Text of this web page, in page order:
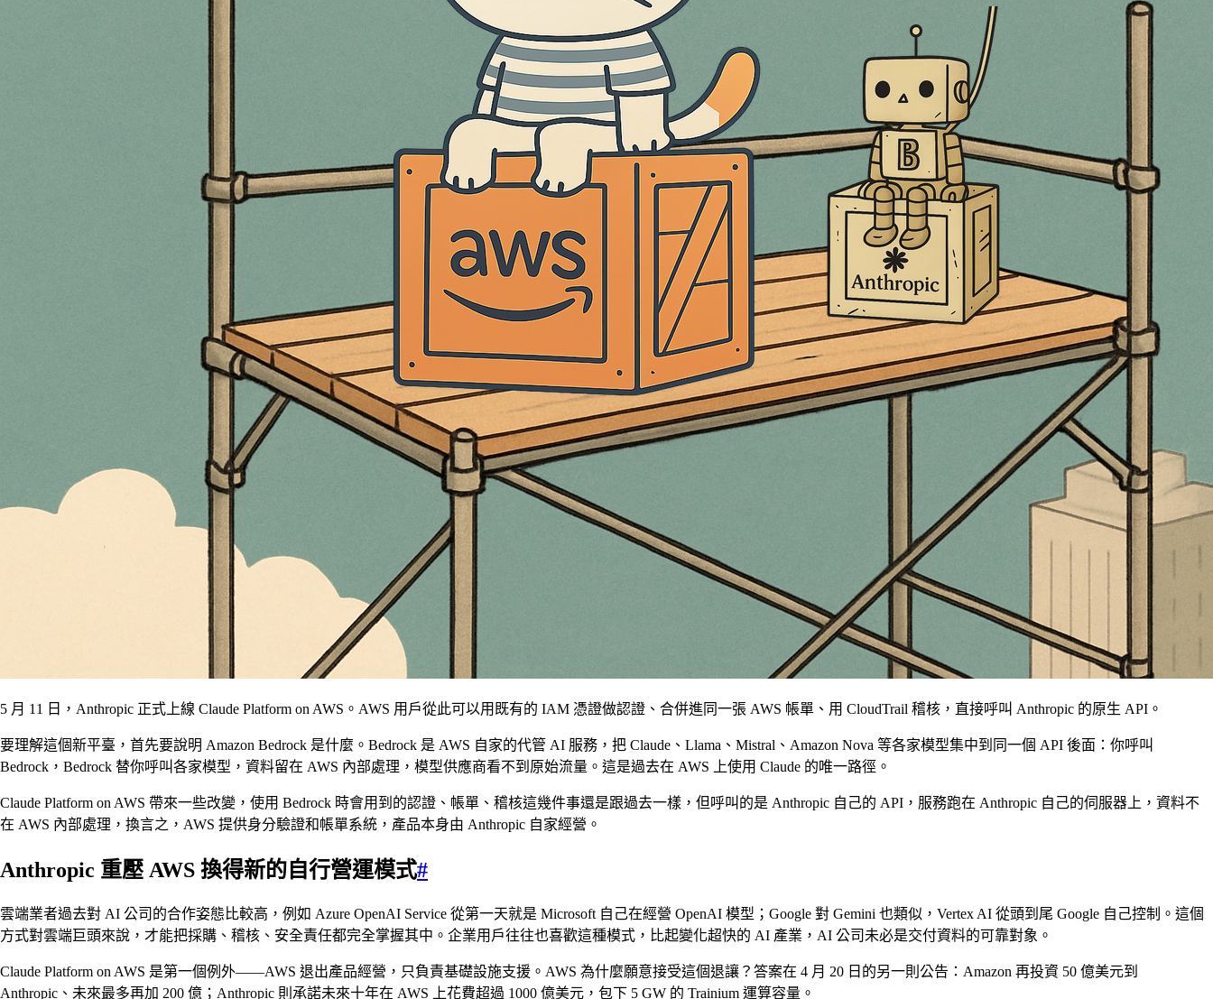
5 月 11 日，Anthropic 正式上線 Claude Platform on AWS。AWS 用戶從此可以用既有的 IAM 憑證做認證、合併進同一張 AWS 帳單、用 CloudTrail 稽核，直接呼叫 Anthropic 的原生 API。
要理解這個新平臺，首先要說明 Amazon Bedrock 是什麼。Bedrock 是 AWS 自家的代管 AI 服務，把 Claude、Llama、Mistral、Amazon Nova 等各家模型集中到同一個 API 後面：你呼叫
Bedrock，Bedrock 替你呼叫各家模型，資料留在 AWS 內部處理，模型供應商看不到原始流量。這是過去在 AWS 上使用 Claude 的唯一路徑。
Claude Platform on AWS 帶來一些改變，使用 Bedrock 時會用到的認證、帳單、稽核這幾件事還是跟過去一樣，但呼叫的是 Anthropic 自己的 API，服務跑在 Anthropic 自己的伺服器上，資料不
在 AWS 內部處理，換言之，AWS 提供身分驗證和帳單系統，產品本身由 Anthropic 自家經營。
Anthropic 重壓 AWS 換得新的自行營運模式#
雲端業者過去對 AI 公司的合作姿態比較高，例如 Azure OpenAI Service 從第一天就是 Microsoft 自己在經營 OpenAI 模型；Google 對 Gemini 也類似，Vertex AI 從頭到尾 Google 自己控制。這個
方式對雲端巨頭來說，才能把採購、稽核、安全責任都完全掌握其中。企業用戶往往也喜歡這種模式，比起變化超快的 AI 產業，AI 公司未必是交付資料的可靠對象。
Claude Platform on AWS 是第一個例外——AWS 退出產品經營，只負責基礎設施支援。AWS 為什麼願意接受這個退讓？答案在 4 月 20 日的另一則公告：Amazon 再投資 50 億美元到
Anthropic、未來最多再加 200 億；Anthropic 則承諾未來十年在 AWS 上花費超過 1000 億美元，包下 5 GW 的 Trainium 運算容量。